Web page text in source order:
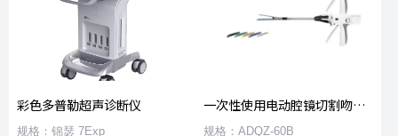
彩色多普勒超声诊断仪
规格：锦瑟 7Exp
一次性使用电动腔镜切割吻合
器及组件
规格：ADQZ-60B